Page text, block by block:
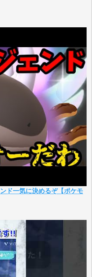
ド一気に決めるぞ【ポケモ